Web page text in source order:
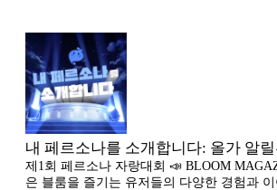
내 페르소나를 소개합니다: 올가 알
제1회 페르소나 자랑대회 📣 BLOOM
은 블룸을 즐기는 유저들의 다양한 경험과 이